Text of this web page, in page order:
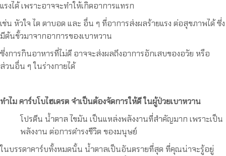
แรงได้ เพราะอาจจะทำให้เกิดอาการแทรก
เช่น หัวใจ ไต ตาบอด และ อื่น ๆ ที่อาการส่งผลร้ายแรง ต่อสุขภาพได้ ซึ่ง
มีต้นขั้วมาจากอาการของเบาหวาน
ซึ่งการกินอาหารที่ไม่ดี อาจจะส่งผลถึงอาการอักเสบของอวัย หรือ
ส่วนอื่น ๆ ในร่างกายได้
ทำไม คาร์บโบไฮเดรต จำเป็นต้องจัดการให้ดี ในผู้ป่วยเบาหวาน
โปรตีน น้ำตาล ไขมัน เป็นแหล่งพลังงานที่สำคัญมาก เพราะเป็น
พลังงาน ต่อการดำรงชีวิต ของมนุษย์
ในบรรดาคาร์บทั้งหมดนั้น น้ำตาลเป็นอันตรายที่สุด ที่คุณน่าจะรู้อยู่